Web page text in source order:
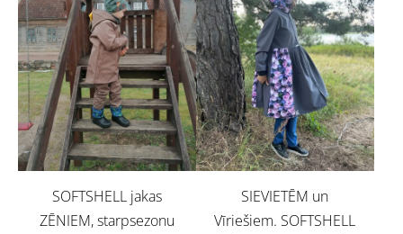
SOFTSHELL jakas
ZĒNIEM, starpsezonu
SIEVIETĒM un
Vīriešiem. SOFTSHELL